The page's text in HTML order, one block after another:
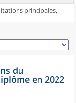
principales,
du
en 2022